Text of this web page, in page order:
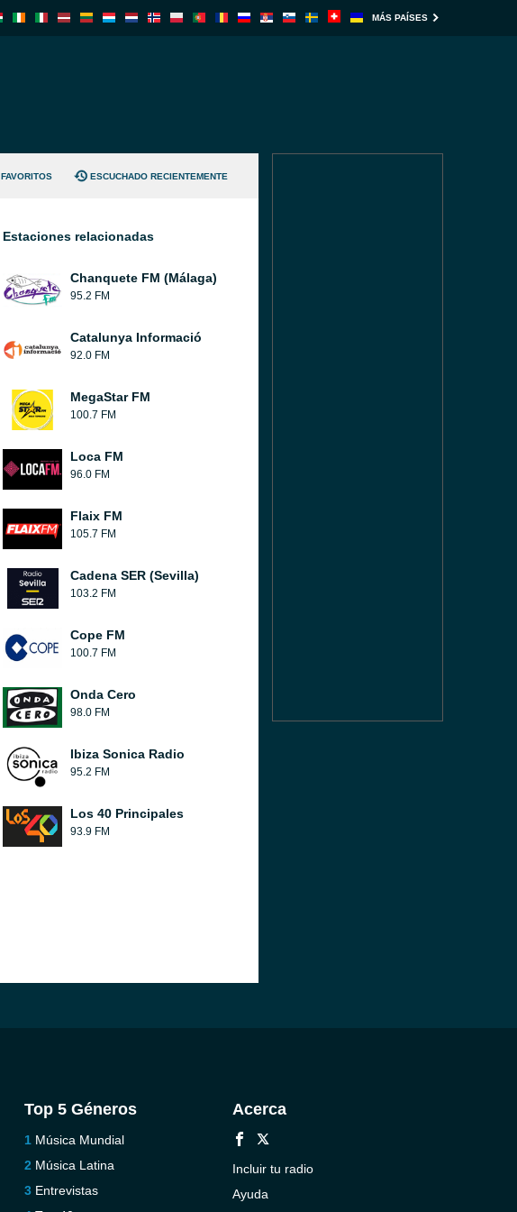
MÁS PAÍSES
FAVORITOS ESCUCHADO RECIENTEMENTE
Estaciones relacionadas
Chanquete FM (Málaga)
95.2 FM
Catalunya Informació
92.0 FM
MegaStar FM
100.7 FM
Loca FM
96.0 FM
Flaix FM
105.7 FM
Cadena SER (Sevilla)
103.2 FM
Cope FM
100.7 FM
Onda Cero
98.0 FM
Ibiza Sonica Radio
95.2 FM
Los 40 Principales
93.9 FM
Top 5 Géneros
Música Mundial
Música Latina
Entrevistas
Acerca
Incluir tu radio
Ayuda